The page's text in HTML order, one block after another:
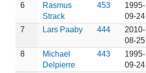
6
Rasmus
Strack
453
1995-
09-24
7 Lars Paaby 444
2010-
08-25
8
Michael
Delpierre
443
1995-
09-24